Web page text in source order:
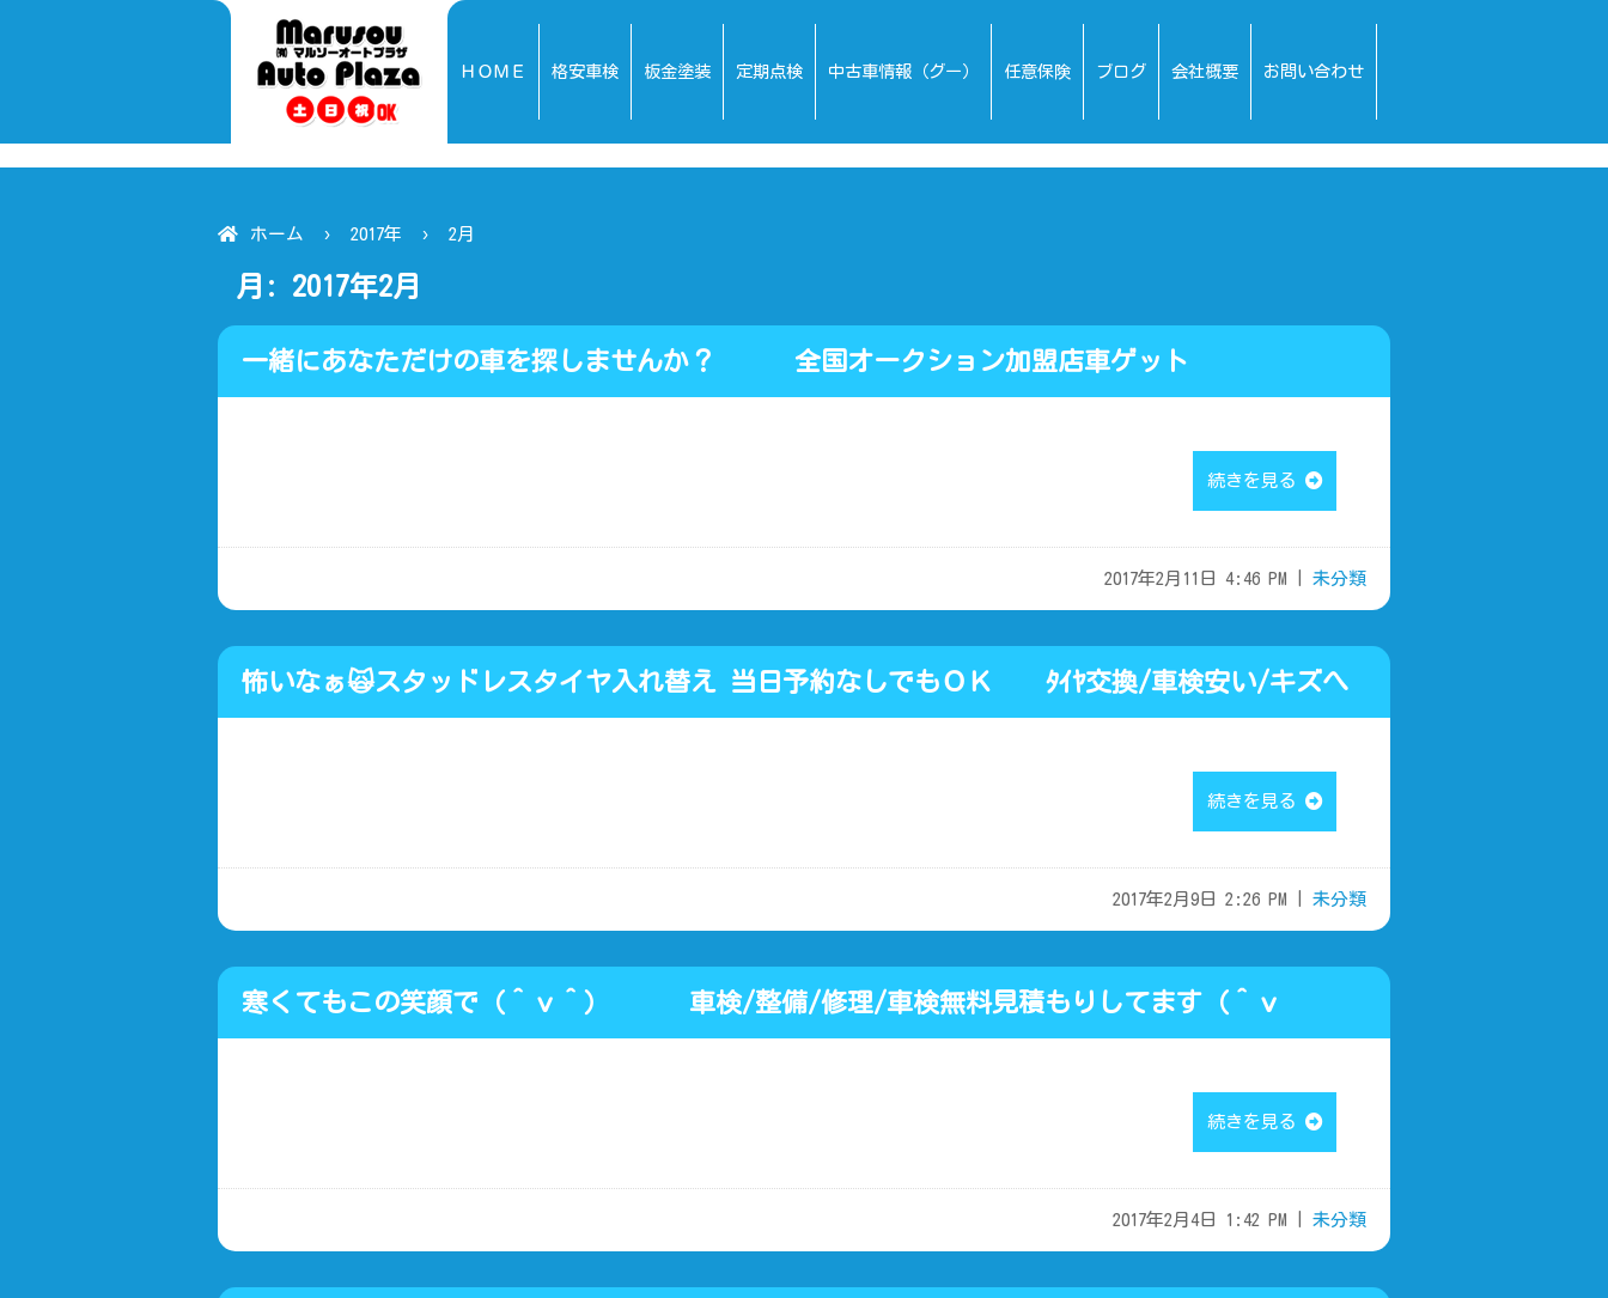
ＨＯＭＥ 格安車検 板金塗装 定期点検 中古車情報（グー） 任意保険 ブログ 会社概要 お問い合わせ
ホーム 2017年 2月
月: 2017年2月
一緒にあなただけの車を探しませんか？ 全国オークション加盟店車ゲット
続きを見る
2017年2月11日 4:46 PM | 未分類
怖いなぁ🙀スタッドレスタイヤ入れ替え 当日予約なしでもＯＫ ﾀｲﾔ交換/車検安い/キズへ
続きを見る
2017年2月9日 2:26 PM | 未分類
寒くてもこの笑顔で（＾ｖ＾） 車検/整備/修理/車検無料見積もりしてます（＾ｖ
続きを見る
2017年2月4日 1:42 PM | 未分類